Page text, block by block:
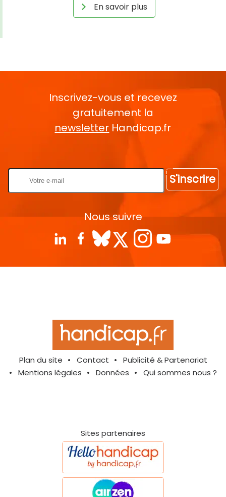
En savoir plus
Inscrivez-vous et recevez
gratuitement la
newsletter Handicap.fr
S'inscrire
Nous suivre
Plan du site Contact
Publicité & Partenariat
Mentions légales
Données Qui sommes nous ?
Sites partenaires